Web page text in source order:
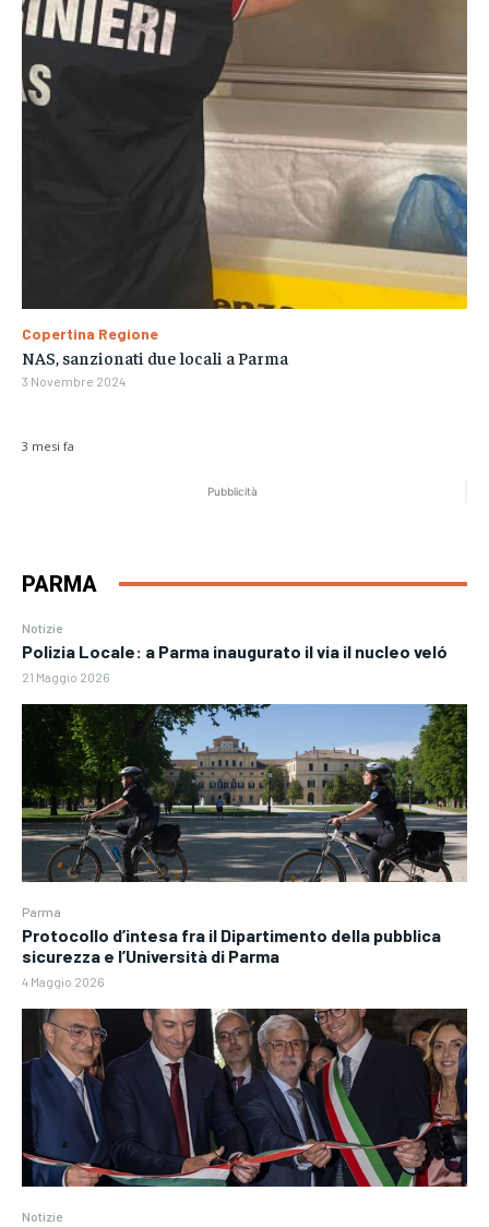
Pubblicità
PARMA
Notizie
Polizia Locale: a Parma inaugurato il via il nucleo veló
21 Maggio 2026
Parma
Protocollo d’intesa fra il Dipartimento della pubblica
sicurezza e l’Università di Parma
4 Maggio 2026
Notizie
3 mesi fa
Copertina Regione
NAS, sanzionati due locali a Parma
3 Novembre 2024